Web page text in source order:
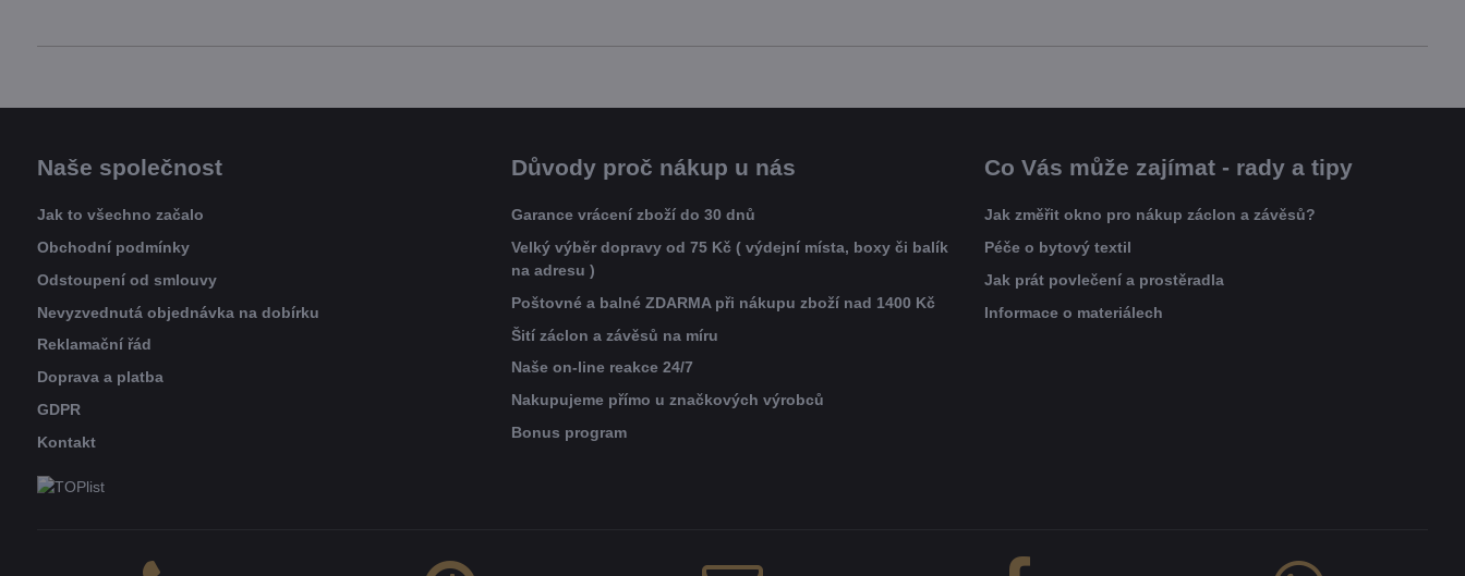
Naše společnost
Jak to všechno začalo
Obchodní podmínky
Odstoupení od smlouvy
Nevyzvednutá objednávka na dobírku
Reklamační řád
Doprava a platba
GDPR
Kontakt
Důvody proč nákup u nás
Garance vrácení zboží do 30 dnů
Velký výběr dopravy od 75 Kč ( výdejní místa, boxy či balík
na adresu )
Poštovné a balné ZDARMA při nákupu zboží nad 1400 Kč
Šití záclon a závěsů na míru
Naše on-line reakce 24/7
Nakupujeme přímo u značkových výrobců
Bonus program
Co Vás může zajímat - rady a tipy
Jak změřit okno pro nákup záclon a závěsů?
Péče o bytový textil
Jak prát povlečení a prostěradla
Informace o materiálech